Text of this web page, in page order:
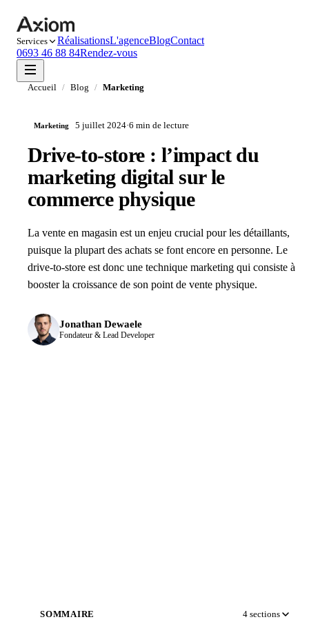
Services RéalisationsL'agenceBlogContact
0693 46 88 84Rendez-vous
Accueil / Blog / Marketing
Marketing 5 juillet 2024·6 min de lecture
Drive-to-store : l’impact du
marketing digital sur le
commerce physique
La vente en magasin est un enjeu crucial pour les détaillants,
puisque la plupart des achats se font encore en personne. Le
drive-to-store est donc une technique marketing qui consiste à
booster la croissance de son point de vente physique.
Jonathan Dewaele
Fondateur & Lead Developer
SOMMAIRE 4 sections